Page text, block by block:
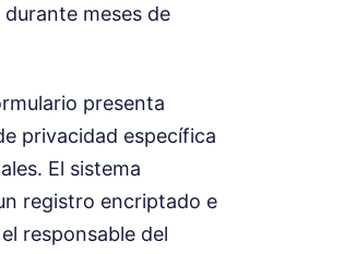
meses de
presenta
privacidad específica
El sistema
registro encriptado e
responsable del